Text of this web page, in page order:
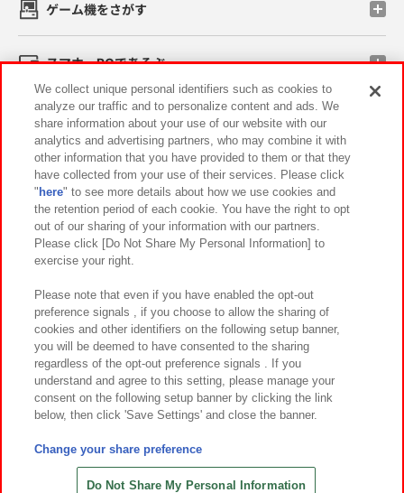
ゲーム機をさがす
スマホ・PCであそぶ
イベント・キャンペーン
関連会社 サステナビリティ サイトポリシー
プライバシーポリシー ウェブアクセシビリティ方針と検証結果
お取引先さまとともに
カスタマーハラスメント対応方針 よくあるご質問・お問い合わせ
©Bandai Namco Amusement Inc.
©Bandai Namco Amusement Lab Inc.
©HANAYASHIKI Co., Ltd. All Rights Reserved.
We collect unique personal identifiers such as cookies to
analyze our traffic and to personalize content and ads. We
share information about your use of our website with our
analytics and advertising partners, who may combine it with
other information that you have provided to them or that they
have collected from your use of their services. Please click
" here" to see more details about how we use cookies and
the retention period of each cookie. You have the right to opt
out of our sharing of your information with our partners.
Please click [Do Not Share My Personal Information] to
exercise your right.
Please note that even if you have enabled the opt-out
preference signals , if you choose to allow the sharing of
cookies and other identifiers on the following setup banner,
you will be deemed to have consented to the sharing
regardless of the opt-out preference signals . If you
understand and agree to this setting, please manage your
consent on the following setup banner by clicking the link
below, then click 'Save Settings' and close the banner.
Change your share preference
Do Not Share My Personal Information